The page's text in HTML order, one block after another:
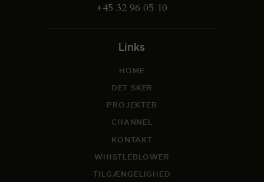
+45 32 96 05 10
Links
HOME
DET SKER
PROJEKTER
CHANNEL
KONTAKT
WHISTLEBLOWER
TILGÆNGELIGHED